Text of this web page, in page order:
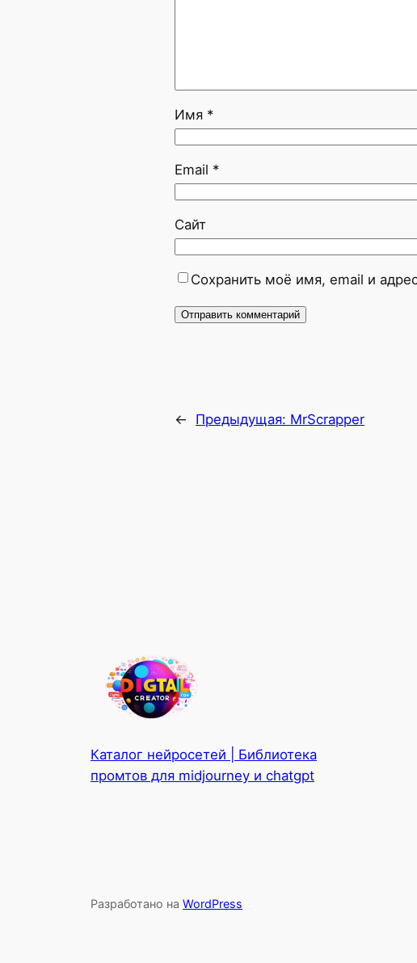
Имя *
Email *
Сайт
Сохранить моё имя, email и
← Предыдущая: MrScrapper
Каталог нейросетей | Библиотека
промтов для midjourney и chatgpt
Разработано на WordPress